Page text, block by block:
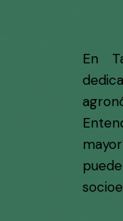
En